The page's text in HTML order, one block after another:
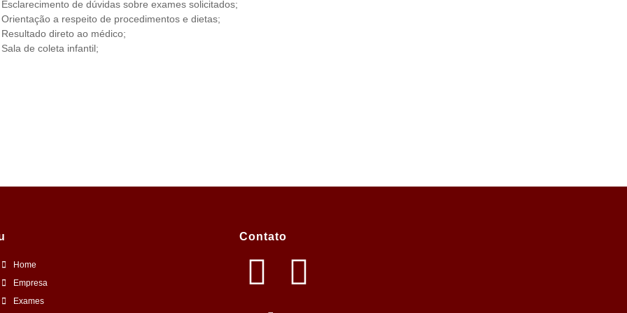
Esclarecimento de dúvidas sobre exames solicitados;
Orientação a respeito de procedimentos e dietas;
Resultado direto ao médico;
Sala de coleta infantil;
Home
Empresa
Exames
Contato